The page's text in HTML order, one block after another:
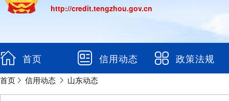
http://credit.tengzhou.gov.cn
首页 信用动态 政策法规
首页 信用动态 山东动态